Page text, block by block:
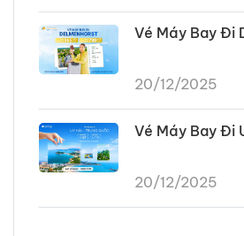
Vé Máy Bay Đi
20/12/2025
Vé Máy Bay Đi
20/12/2025